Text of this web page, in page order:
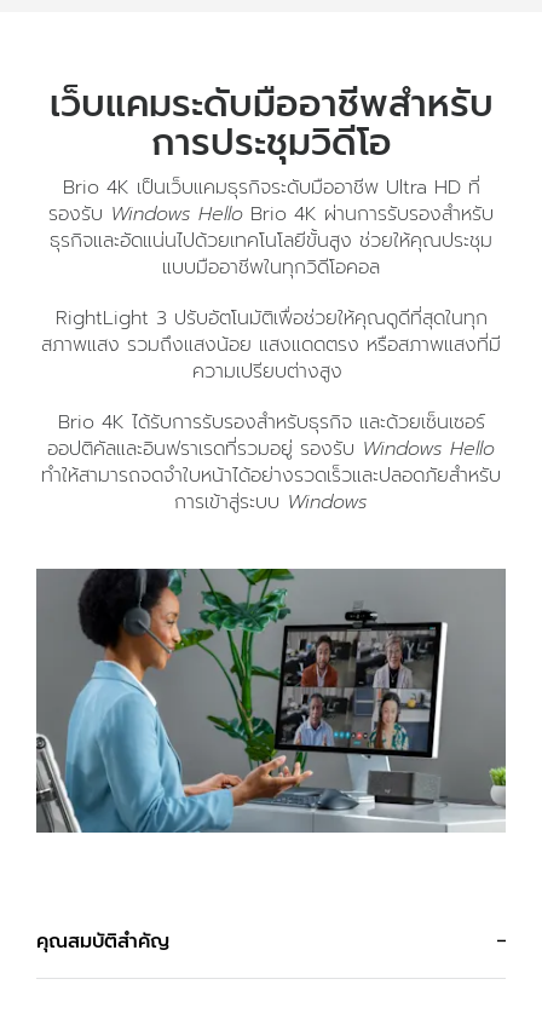
เว็บแคมระดับมืออาชีพสำหรับ
การประชุมวิดีโอ
Brio 4K เป็นเว็บแคมธุรกิจระดับมืออาชีพ Ultra HD ที่
รองรับ Windows Hello Brio 4K ผ่านการรับรองสำหรับ
ธุรกิจและอัดแน่นไปด้วยเทคโนโลยีขั้นสูง ช่วยให้คุณประชุม
แบบมืออาชีพในทุกวิดีโอคอล
RightLight 3 ปรับอัตโนมัติเพื่อช่วยให้คุณดูดีที่สุดในทุก
สภาพแสง รวมถึงแสงน้อย แสงแดดตรง หรือสภาพแสงที่มี
ความเปรียบต่างสูง
Brio 4K ได้รับการรับรองสำหรับธุรกิจ และด้วยเซ็นเซอร์
ออปติคัลและอินฟราเรดที่รวมอยู่ รองรับ Windows Hello
ทำให้สามารถจดจำใบหน้าได้อย่างรวดเร็วและปลอดภัยสำหรับ
การเข้าสู่ระบบ Windows
คุณสมบัติสำคัญ